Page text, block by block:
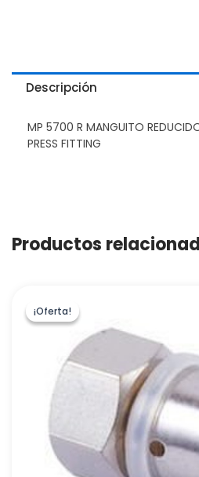
Descripción
MP 5700 R MANGUITO
PRESS FITTING
Productos
¡Oferta!
¡Oferta!